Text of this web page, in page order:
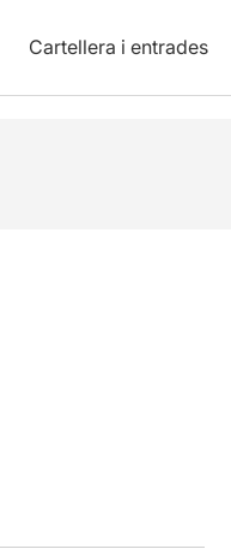
Cartellera i entrades